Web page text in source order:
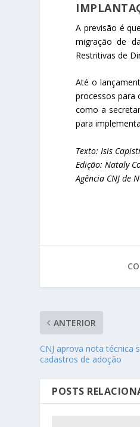
A previsão é
migração de
Restritivas de
Até o
processos para
como a
para
Texto: Isis
Edição: Nataly
Agência CNJ de
ANTERIOR
CNJ aprova nota técnica
cadastros de adoção
POSTS